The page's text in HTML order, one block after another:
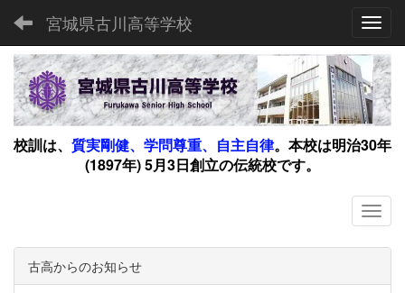
宮城県古川高等学校
校訓は、 質実剛健、学問尊重、自主自律。 本校は明治30年
(1897年) 5月3日創立の伝統校です。
古高からのお知らせ